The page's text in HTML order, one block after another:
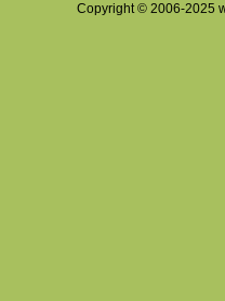
Copyright © 2006-2025